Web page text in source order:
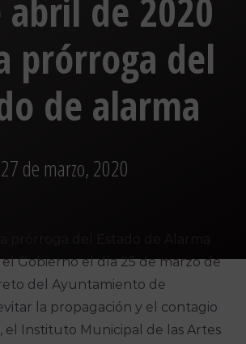
abril de 2020
prórroga del
de alarma
27 de marzo, 2020
Gobierno el día 25 de marzo de
del Ayuntamiento de
la propagación y el contagio
el Instituto Municipal de las Artes